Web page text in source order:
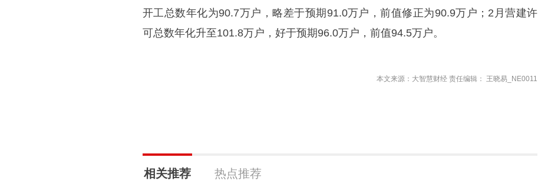
开工总数年化为90.7万户，略差于预期91.0万户，前值修正为90.9万户；2月营建许
可总数年化升至101.8万户，好于预期96.0万户，前值94.5万户。
本文来源：大智慧财经 责任编辑： 王晓易_NE0011
相关推荐 热点推荐